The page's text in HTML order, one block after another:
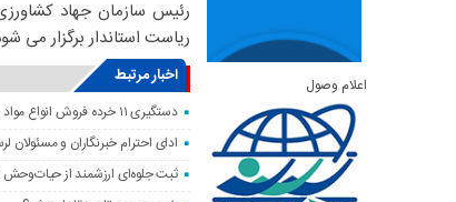
ریاست استاندار برگزار می
اخبار مرتبط
دستگیری ۱۱ خرده فروش انواع مواد مخدر در خرم آباد
ادای احترام خبرنگاران و مسئولان
ثبت جلوه‌ای ارزشمند از
اعلام وصول